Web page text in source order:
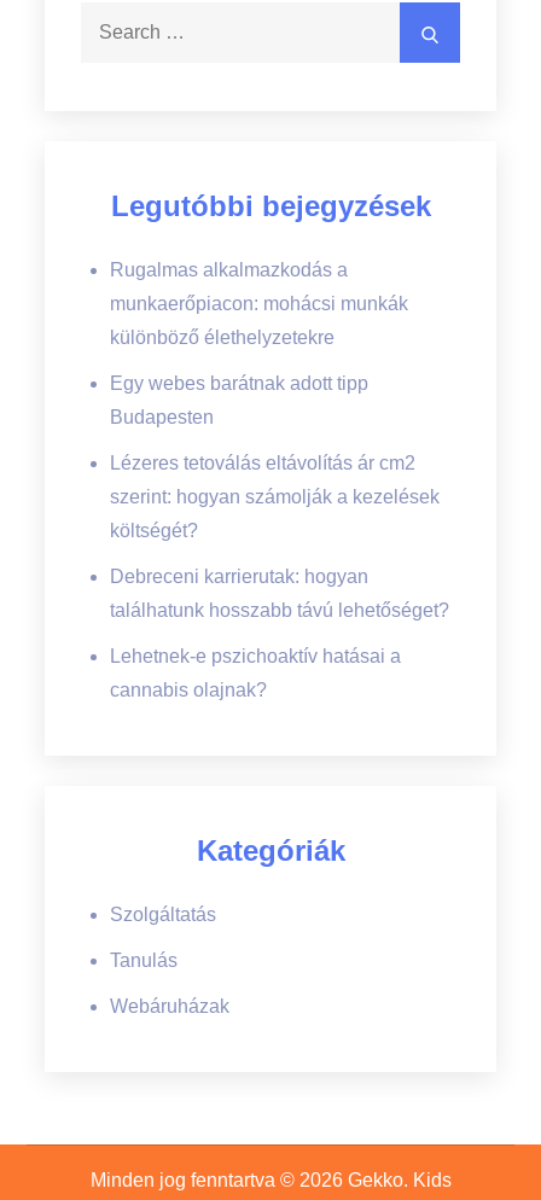
Legutóbbi bejegyzések
Rugalmas alkalmazkodás a
munkaerőpiacon: mohácsi munkák
különböző élethelyzetekre
Egy webes barátnak adott tipp
Budapesten
Lézeres tetoválás eltávolítás ár cm2
szerint: hogyan számolják a kezelések
költségét?
Debreceni karrierutak: hogyan
találhatunk hosszabb távú lehetőséget?
Lehetnek-e pszichoaktív hatásai a
cannabis olajnak?
Kategóriák
Szolgáltatás
Tanulás
Webáruházak
Minden jog fenntartva © 2026 Gekko. Kids